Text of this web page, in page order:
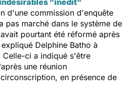
d'une commission d'enquête
pas marché dans le système de
pourtant été réformé après
Delphine Batho à
Celle-ci a indiqué s'être
après une réunion
en présence de